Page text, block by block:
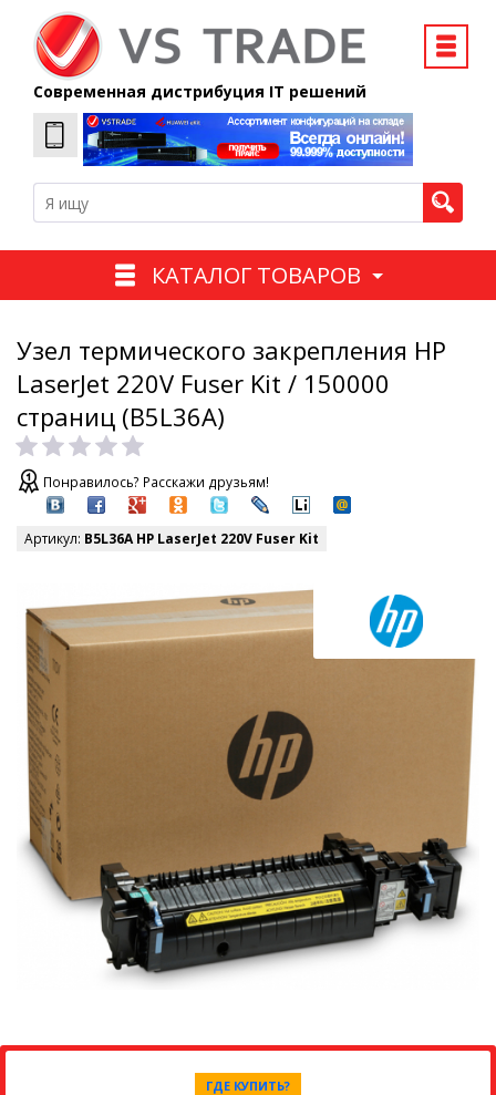
Современная дистрибуция IT решений
КАТАЛОГ ТОВАРОВ
Узел термического закрепления HP
LaserJet 220V Fuser Kit / 150000
страниц (B5L36A)
Понравилось? Расскажи друзьям!
Артикул: B5L36A HP LaserJet 220V Fuser Kit
ГДЕ КУПИТЬ?